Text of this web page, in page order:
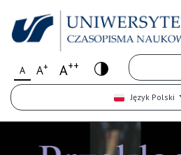
A A+ A++
Język Polski